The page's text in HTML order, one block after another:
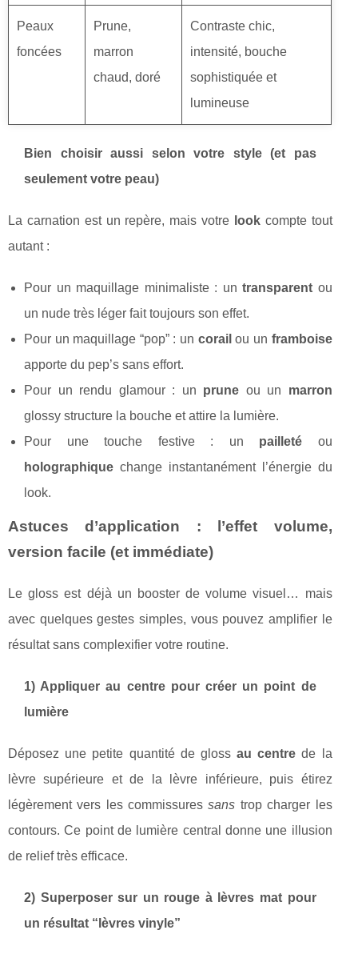
Peaux
foncées
Prune,
marron
chaud, doré
Contraste chic,
intensité, bouche
sophistiquée et
lumineuse
Bien choisir aussi selon votre style (et pas
seulement votre peau)
La carnation est un repère, mais votre lookcompte tout
autant :
Pour un maquillage minimaliste : untransparent ou
un nude très léger fait toujours son effet.
Pour un maquillage “pop” : un corail ou un framboise
apporte du pep’s sans effort.
Pour un rendu glamour : un prune ou un marron
glossy structure la bouche et attire la lumière.
Pour une touche festive : un pailleté ou
holographique change instantanément l’énergie du
look.
Astuces d’application : l’effet volume,
version facile (et immédiate)
Le gloss est déjà un booster de volume visuel… mais
avec quelques gestes simples, vous pouvez amplifier le
résultat sans complexifier votre routine.
1) Appliquer au centre pour créer un point de
lumière
Déposez une petite quantité de glossau centre de la
lèvre supérieure et de la lèvre inférieure, puis étirez
légèrement vers les commissuressans trop charger les
contours. Ce point de lumière central donne une illusion
de relief très efficace.
2) Superposer sur un rouge à lèvres mat pour
un résultat “lèvres vinyle”